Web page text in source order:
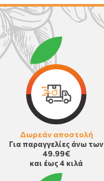
Δωρεάν αποστολή
Για παραγγελίες άνω των
49.99€
και έως 4 κιλά